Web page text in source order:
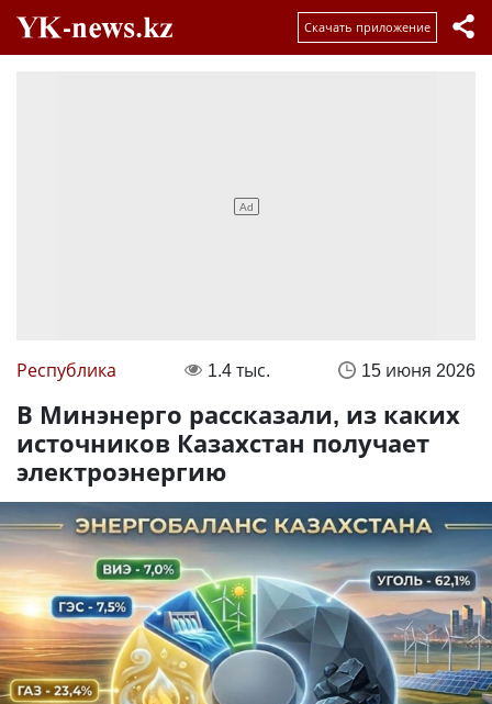
Скачать приложение
Республика 1.4 тыс. 15 июня 2026
В Минэнерго рассказали, из каких
источников Казахстан получает
электроэнергию